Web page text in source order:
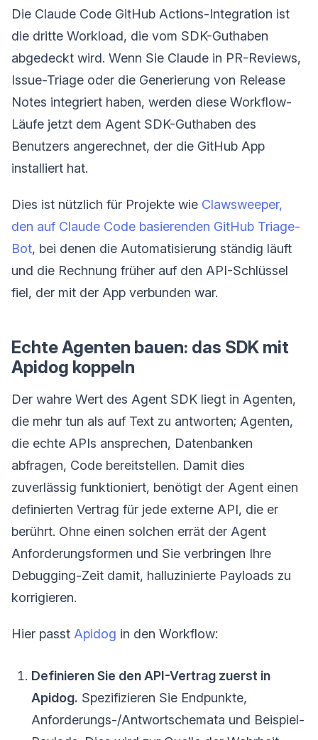
Die Claude Code GitHub Actions-Integration ist
die dritte Workload, die vom SDK-Guthaben
abgedeckt wird. Wenn Sie Claude in PR-Reviews,
Issue-Triage oder die Generierung von Release
Notes integriert haben, werden diese Workflow-
Läufe jetzt dem Agent SDK-Guthaben des
Benutzers angerechnet, der die GitHub App
installiert hat.
Dies ist nützlich für Projekte wie Clawsweeper,
den auf Claude Code basierenden GitHub Triage-
Bot, bei denen die Automatisierung ständig läuft
und die Rechnung früher auf den API-Schlüssel
fiel, der mit der App verbunden war.
Echte Agenten bauen: das SDK mit
Apidog koppeln
Der wahre Wert des Agent SDK liegt in Agenten,
die mehr tun als auf Text zu antworten; Agenten,
die echte APIs ansprechen, Datenbanken
abfragen, Code bereitstellen. Damit dies
zuverlässig funktioniert, benötigt der Agent einen
definierten Vertrag für jede externe API, die er
berührt. Ohne einen solchen errät der Agent
Anforderungsformen und Sie verbringen Ihre
Debugging-Zeit damit, halluzinierte Payloads zu
korrigieren.
Hier passt Apidog in den Workflow:
Definieren Sie den API-Vertrag zuerst in
Apidog. Spezifizieren Sie Endpunkte,
Anforderungs-/Antwortschemata und Beispiel-